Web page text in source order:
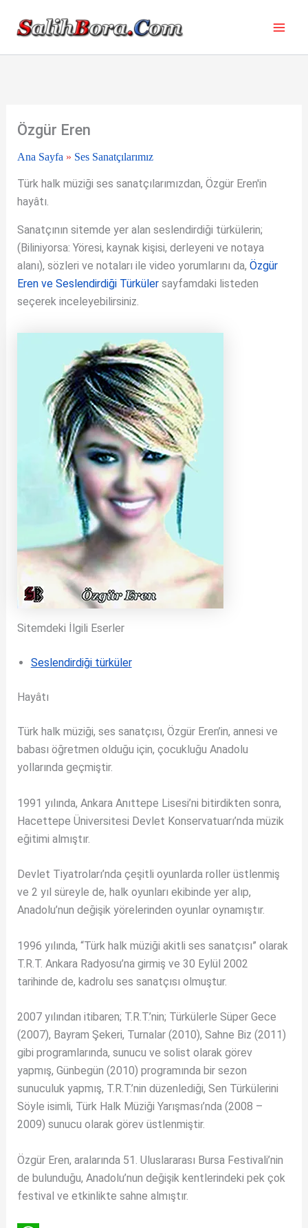
Özgür Eren
Ana Sayfa » Ses Sanatçılarımız
Türk halk müziği ses sanatçılarımızdan, Özgür Eren'in
hayâtı.
Sanatçının sitemde yer alan seslendirdiği türkülerin;
(Biliniyorsa: Yöresi, kaynak kişisi, derleyeni ve notaya
alanı), sözleri ve notaları ile video yorumlarını da, Özgür
Eren ve Seslendirdiği Türkülersayfamdaki listeden
seçerek inceleyebilirsiniz.
Sitemdeki İlgili Eserler
Seslendirdiği türküler
Hayâtı
Türk halk müziği, ses sanatçısı, Özgür Eren’in, annesi ve
babası öğretmen olduğu için, çocukluğu Anadolu
yollarında geçmiştir.
1991 yılında, Ankara Anıttepe Lisesi’ni bitirdikten sonra,
Hacettepe Üniversitesi Devlet Konservatuarı’nda müzik
eğitimi almıştır.
Devlet Tiyatroları’nda çeşitli oyunlarda roller üstlenmiş
ve 2 yıl süreyle de, halk oyunları ekibinde yer alıp,
Anadolu’nun değişik yörelerinden oyunlar oynamıştır.
1996 yılında, “Türk halk müziği akitli ses sanatçısı” olarak
T.R.T. Ankara Radyosu’na girmiş ve 30 Eylül 2002
tarihinde de, kadrolu ses sanatçısı olmuştur.
2007 yılından itibaren; T.R.T.’nin; Türkülerle Süper Gece
(2007), Bayram Şekeri, Turnalar (2010), Sahne Biz (2011)
gibi programlarında, sunucu ve solist olarak görev
yapmış, Günbegün (2010) programında bir sezon
sunuculuk yapmış, T.R.T.’nin düzenlediği, Sen Türkülerini
Söyle isimli, Türk Halk Müziği Yarışması’nda (2008 –
2009) sunucu olarak görev üstlenmiştir.
Özgür Eren, aralarında 51. Uluslararası Bursa Festivali’nin
de bulunduğu, Anadolu’nun değişik kentlerindeki pek çok
festival ve etkinlikte sahne almıştır.